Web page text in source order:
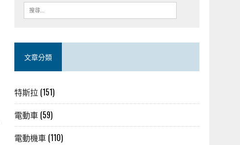
文章分類
特斯拉 (151)
電動車 (59)
電動機車 (110)